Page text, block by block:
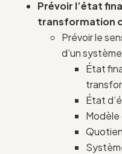
Prévoir l’état
transformation
Prévoir le
d’un
État
État
Modèle